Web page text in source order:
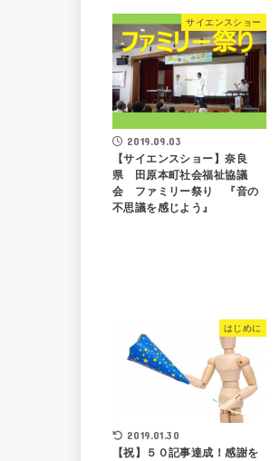
サイエンスショー
2019.09.03
【サイエンスショー】奈良
県 田原本町社会福祉協議
会 ファミリー祭り 『音の
不思議を感じよう』
はじめに
2019.01.30
【祝】５０記事達成！感謝を